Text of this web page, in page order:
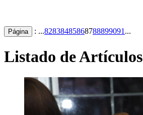
Página : ...82838485868788899091 ...
Listado de Artículos